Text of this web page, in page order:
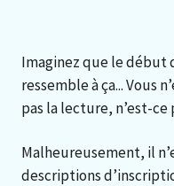
Imaginez que le début
ressemble à ça... Vous
pas la lecture, n’est-ce
Malheureusement, il
descriptions